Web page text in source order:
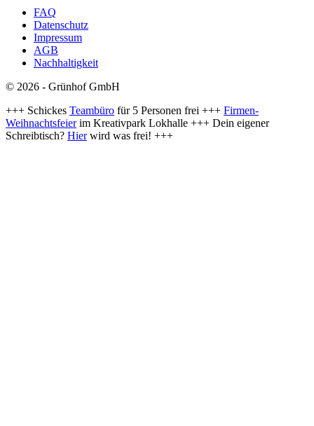
FAQ
Datenschutz
Impressum
AGB
Nachhaltigkeit
© 2026 - Grünhof GmbH
+++ Schickes Teambüro für 5 Personen frei +++ Firmen-
Weihnachtsfeierim Kreativpark Lokhalle +++ Dein eigener
Schreibtisch? Hierwird was frei! +++